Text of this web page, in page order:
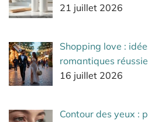
21 juillet 2026
Shopping love :
romantiques
16 juillet 2026
Contour des yeux :